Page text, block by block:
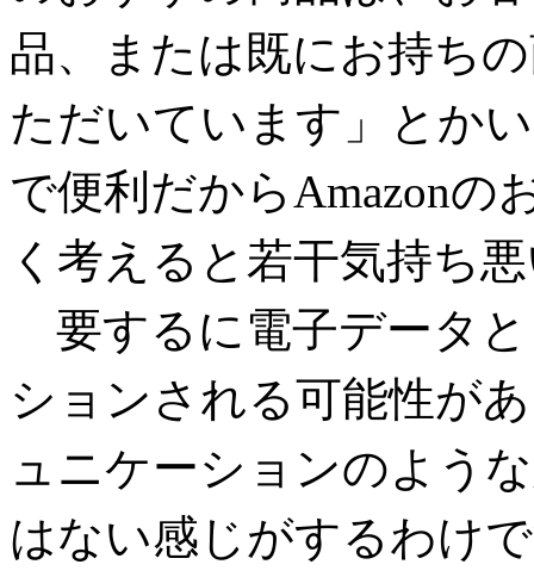
品、または既にお持ち
ただいています」とか
で便利だからAmazonの
く考えると若干気持ち
要するに電子データ
ションされる可能性が
ュニケーションのよう
はない感じがするわけ